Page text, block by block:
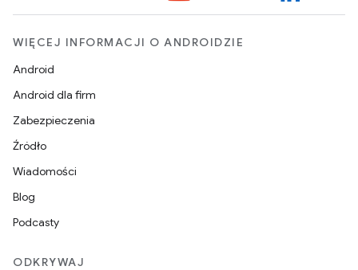
WIĘCEJ INFORMACJI O ANDROIDZIE
Android
Android dla firm
Zabezpieczenia
Źródło
Wiadomości
Blog
Podcasty
ODKRYWAJ